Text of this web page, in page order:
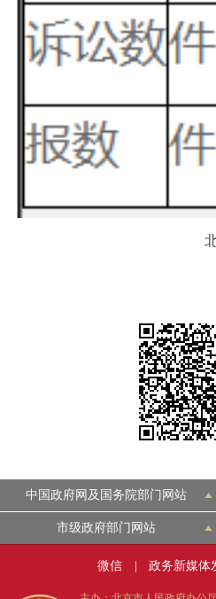
中国政府网及国务院部门网站
市级政府部门网站
微信 | 政务新媒体